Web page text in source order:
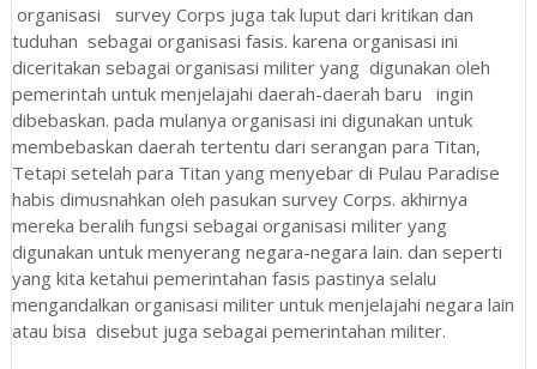
organisasi survey Corps juga tak luput dari kritikan dan
tuduhan sebagai organisasi fasis. karena organisasi ini
diceritakan sebagai organisasi militer yang digunakan oleh
pemerintah untuk menjelajahi daerah-daerah baru ingin
dibebaskan. pada mulanya organisasi ini digunakan untuk
membebaskan daerah tertentu dari serangan para Titan,
Tetapi setelah para Titan yang menyebar di Pulau Paradise
habis dimusnahkan oleh pasukan survey Corps. akhirnya
mereka beralih fungsi sebagai organisasi militer yang
digunakan untuk menyerang negara-negara lain. dan seperti
yang kita ketahui pemerintahan fasis pastinya selalu
mengandalkan organisasi militer untuk menjelajahi negara lain
atau bisa disebut juga sebagai pemerintahan militer.